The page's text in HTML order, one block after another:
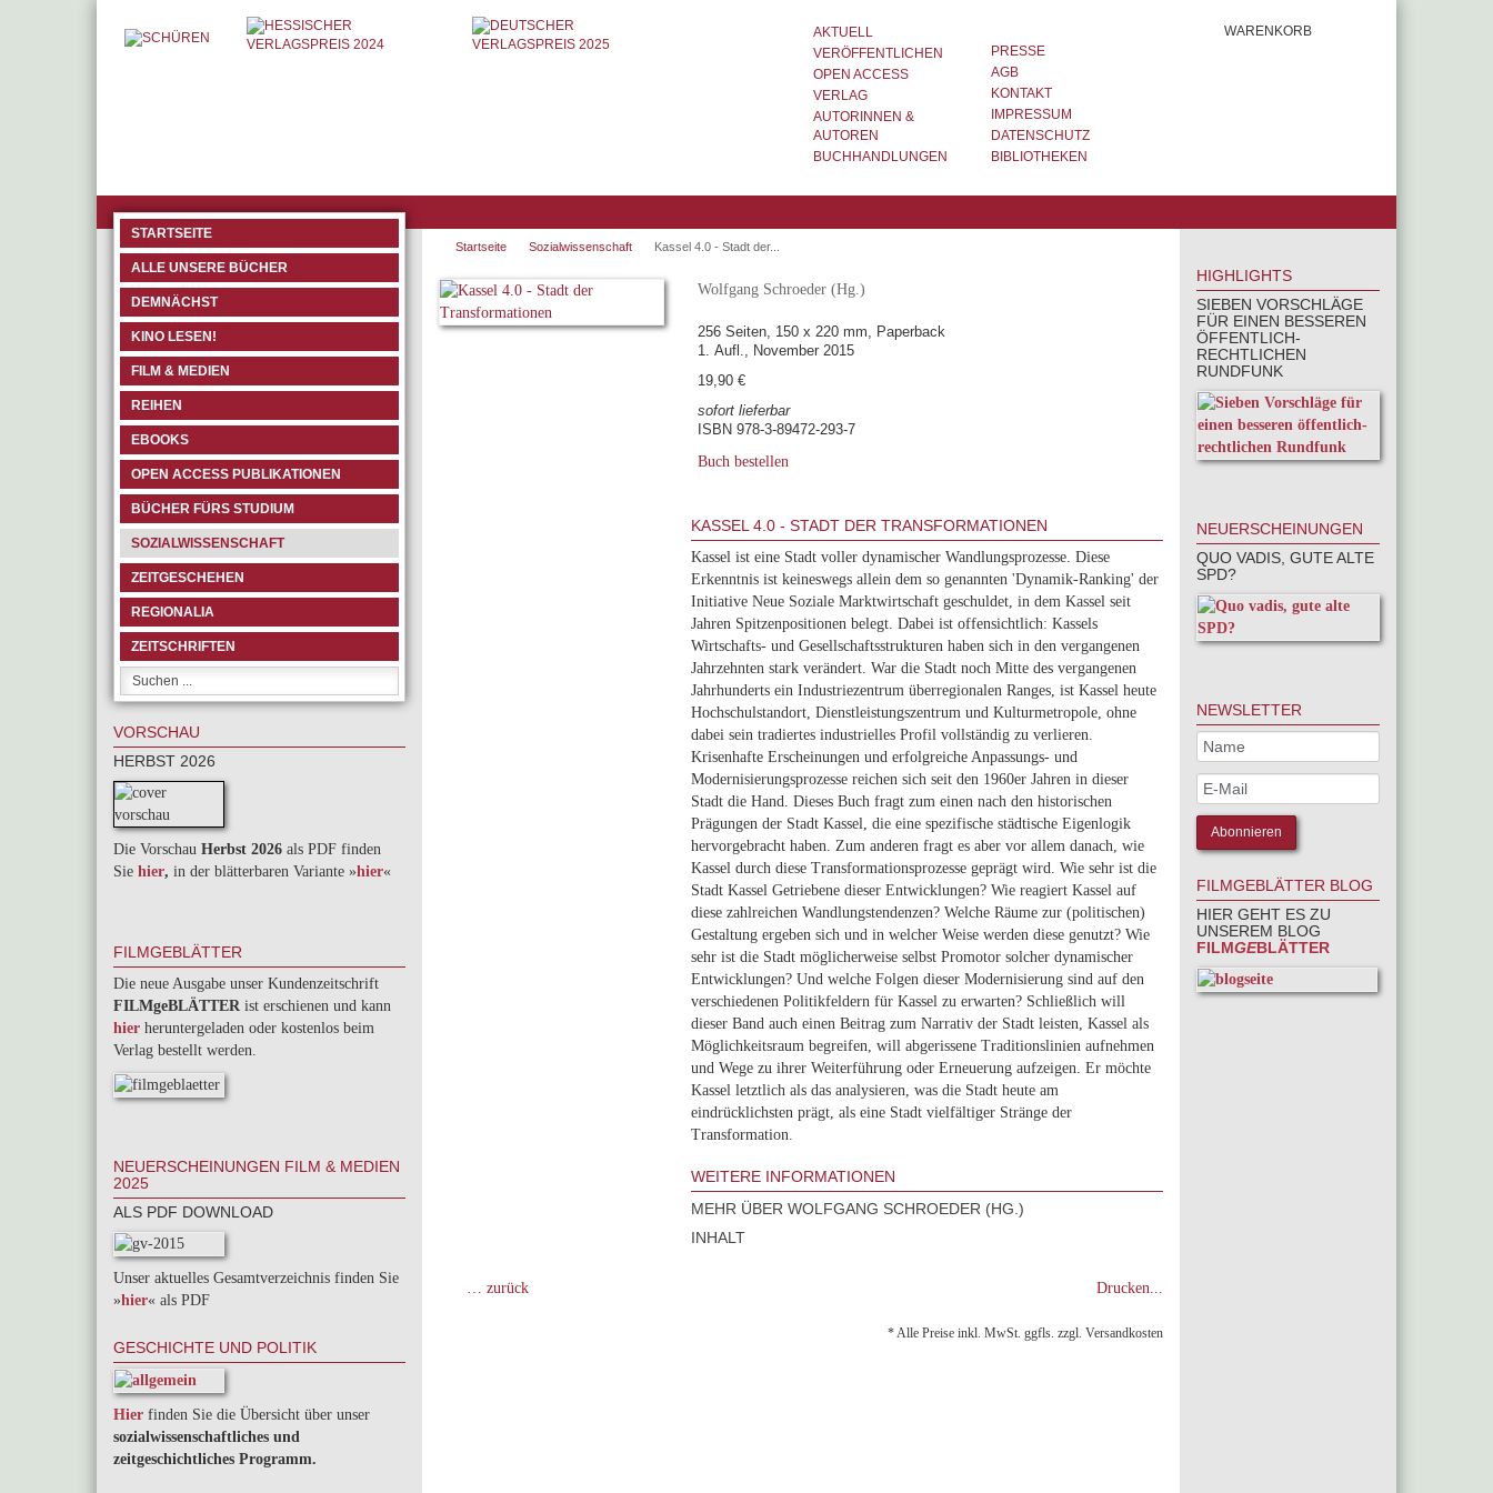
AKTUELL
VERÖFFENTLICHEN
OPEN ACCESS
VERLAG
AUTORINNEN &
AUTOREN
BUCHHANDLUNGEN
PRESSE
AGB
KONTAKT
IMPRESSUM
DATENSCHUTZ
BIBLIOTHEKEN
WARENKORB
STARTSEITE
ALLE UNSERE BÜCHER
DEMNÄCHST
KINO LESEN!
FILM & MEDIEN
REIHEN
EBOOKS
OPEN ACCESS PUBLIKATIONEN
BÜCHER FÜRS STUDIUM
SOZIALWISSENSCHAFT
ZEITGESCHEHEN
REGIONALIA
ZEITSCHRIFTEN
VORSCHAU
HERBST 2026
Die Vorschau Herbst 2026 als PDF finden
Sie hier, in der blätterbaren Variante »hier«
FILMGEBLÄTTER
Die neue Ausgabe unser Kundenzeitschrift
FILMgeBLÄTTER ist erschienen und kann
hier heruntergeladen oder kostenlos beim
Verlag bestellt werden.
NEUERSCHEINUNGEN FILM & MEDIEN
2025
ALS PDF DOWNLOAD
Unser aktuelles Gesamtverzeichnis finden Sie
»hier« als PDF
GESCHICHTE UND POLITIK
Hier finden Sie die Übersicht über unser
sozialwissenschaftliches und
zeitgeschichtliches Programm.
Startseite Sozialwissenschaft Kassel 4.0 - Stadt der...
Wolfgang Schroeder (Hg.)
256 Seiten, 150 x 220 mm, Paperback
1. Aufl., November 2015
19,90 €
sofort lieferbar
ISBN 978-3-89472-293-7
Buch bestellen
KASSEL 4.0 - STADT DER TRANSFORMATIONEN
Kassel ist eine Stadt voller dynamischer Wandlungsprozesse. Diese
Erkenntnis ist keineswegs allein dem so genannten 'Dynamik-Ranking' der
Initiative Neue Soziale Marktwirtschaft geschuldet, in dem Kassel seit
Jahren Spitzenpositionen belegt. Dabei ist offensichtlich: Kassels
Wirtschafts- und Gesellschaftsstrukturen haben sich in den vergangenen
Jahrzehnten stark verändert. War die Stadt noch Mitte des vergangenen
Jahrhunderts ein Industriezentrum überregionalen Ranges, ist Kassel heute
Hochschulstandort, Dienstleistungszentrum und Kulturmetropole, ohne
dabei sein tradiertes industrielles Profil vollständig zu verlieren.
Krisenhafte Erscheinungen und erfolgreiche Anpassungs- und
Modernisierungsprozesse reichen sich seit den 1960er Jahren in dieser
Stadt die Hand. Dieses Buch fragt zum einen nach den historischen
Prägungen der Stadt Kassel, die eine spezifische städtische Eigenlogik
hervorgebracht haben. Zum anderen fragt es aber vor allem danach, wie
Kassel durch diese Transformationsprozesse geprägt wird. Wie sehr ist die
Stadt Kassel Getriebene dieser Entwicklungen? Wie reagiert Kassel auf
diese zahlreichen Wandlungstendenzen? Welche Räume zur (politischen)
Gestaltung ergeben sich und in welcher Weise werden diese genutzt? Wie
sehr ist die Stadt möglicherweise selbst Promotor solcher dynamischer
Entwicklungen? Und welche Folgen dieser Modernisierung sind auf den
verschiedenen Politikfeldern für Kassel zu erwarten? Schließlich will
dieser Band auch einen Beitrag zum Narrativ der Stadt leisten, Kassel als
Möglichkeitsraum begreifen, will abgerissene Traditionslinien aufnehmen
und Wege zu ihrer Weiterführung oder Erneuerung aufzeigen. Er möchte
Kassel letztlich als das analysieren, was die Stadt heute am
eindrücklichsten prägt, als eine Stadt vielfältiger Stränge der
Transformation.
WEITERE INFORMATIONEN
MEHR ÜBER WOLFGANG SCHROEDER (HG.)
INHALT
… zurück Drucken...
* Alle Preise inkl. MwSt. ggfls. zzgl. Versandkosten
HIGHLIGHTS
SIEBEN VORSCHLÄGE
FÜR EINEN BESSEREN
ÖFFENTLICH-
RECHTLICHEN
RUNDFUNK
NEUERSCHEINUNGEN
QUO VADIS, GUTE ALTE
SPD?
NEWSLETTER
FILMGEBLÄTTER BLOG
HIER GEHT ES ZU
UNSEREM BLOG
FILMGEBLÄTTER